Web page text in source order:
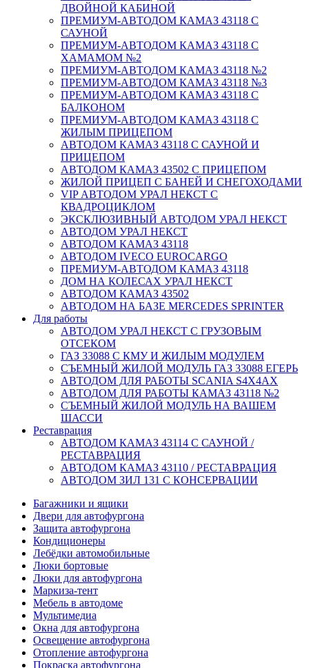
ДВОЙНОЙ КАБИНОЙ
ПРЕМИУМ-АВТОДОМ КАМАЗ 43118 С
САУНОЙ
ПРЕМИУМ-АВТОДОМ КАМАЗ 43118 С
ХАМАМОМ №2
ПРЕМИУМ-АВТОДОМ КАМАЗ 43118 №2
ПРЕМИУМ-АВТОДОМ КАМАЗ 43118 №3
ПРЕМИУМ-АВТОДОМ КАМАЗ 43118 С
БАЛКОНОМ
ПРЕМИУМ-АВТОДОМ КАМАЗ 43118 С
ЖИЛЫМ ПРИЦЕПОМ
АВТОДОМ КАМАЗ 43118 С САУНОЙ И
ПРИЦЕПОМ
АВТОДОМ КАМАЗ 43502 С ПРИЦЕПОМ
ЖИЛОЙ ПРИЦЕП С БАНЕЙ И СНЕГОХОДАМИ
VIP АВТОДОМ УРАЛ НЕКСТ С
КВАДРОЦИКЛОМ
ЭКСКЛЮЗИВНЫЙ АВТОДОМ УРАЛ НЕКСТ
АВТОДОМ УРАЛ НЕКСТ
АВТОДОМ КАМАЗ 43118
АВТОДОМ IVECO EUROCARGO
ПРЕМИУМ-АВТОДОМ КАМАЗ 43118
ДОМ НА КОЛЕСАХ УРАЛ НЕКСТ
АВТОДОМ КАМАЗ 43502
АВТОДОМ НА БАЗЕ MERCEDES SPRINTER
Для работы
АВТОДОМ УРАЛ НЕКСТ С ГРУЗОВЫМ
ОТСЕКОМ
ГАЗ 33088 С КМУ И ЖИЛЫМ МОДУЛЕМ
СЪЕМНЫЙ ЖИЛОЙ МОДУЛЬ ГАЗ 33088 ЕГЕРЬ
АВТОДОМ ДЛЯ РАБОТЫ SCANIA S4X4AX
АВТОДОМ ДЛЯ РАБОТЫ КАМАЗ 43118 №2
СЪЕМНЫЙ ЖИЛОЙ МОДУЛЬ НА ВАШЕМ
ШАССИ
Реставрация
АВТОДОМ КАМАЗ 43114 С САУНОЙ /
РЕСТАВРАЦИЯ
АВТОДОМ КАМАЗ 43110 / РЕСТАВРАЦИЯ
АВТОДОМ ЗИЛ 131 С КОНСЕРВАЦИИ
Багажники и ящики
Двери для автофургона
Защита автофургона
Кондиционеры
Лебёдки автомобильные
Люки бортовые
Люки для автофургона
Маркиза-тент
Мебель в автодоме
Мультимедиа
Окна для автофургона
Освещение автофургона
Отопление автофургона
Покраска автофургона